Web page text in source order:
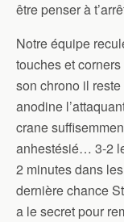
être penser à
Notre équipe
touches et
son chrono il
anodine
crane
anhestésié… 3-2
2 minutes dans
dernière chance
a le secret pour